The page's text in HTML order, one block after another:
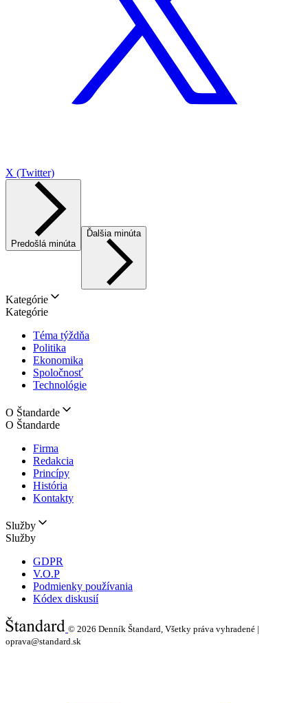
X (Twitter)
Predošlá minúta
Ďalšia minúta
Kategórie
Kategórie
Téma týždňa
Politika
Ekonomika
Spoločnosť
Technológie
O Štandarde
O Štandarde
Firma
Redakcia
Princípy
História
Kontakty
Služby
Služby
GDPR
V.O.P
Podmienky používania
Kódex diskusií
© 2026 Denník Štandard, Všetky práva vyhradené |
oprava@standard.sk